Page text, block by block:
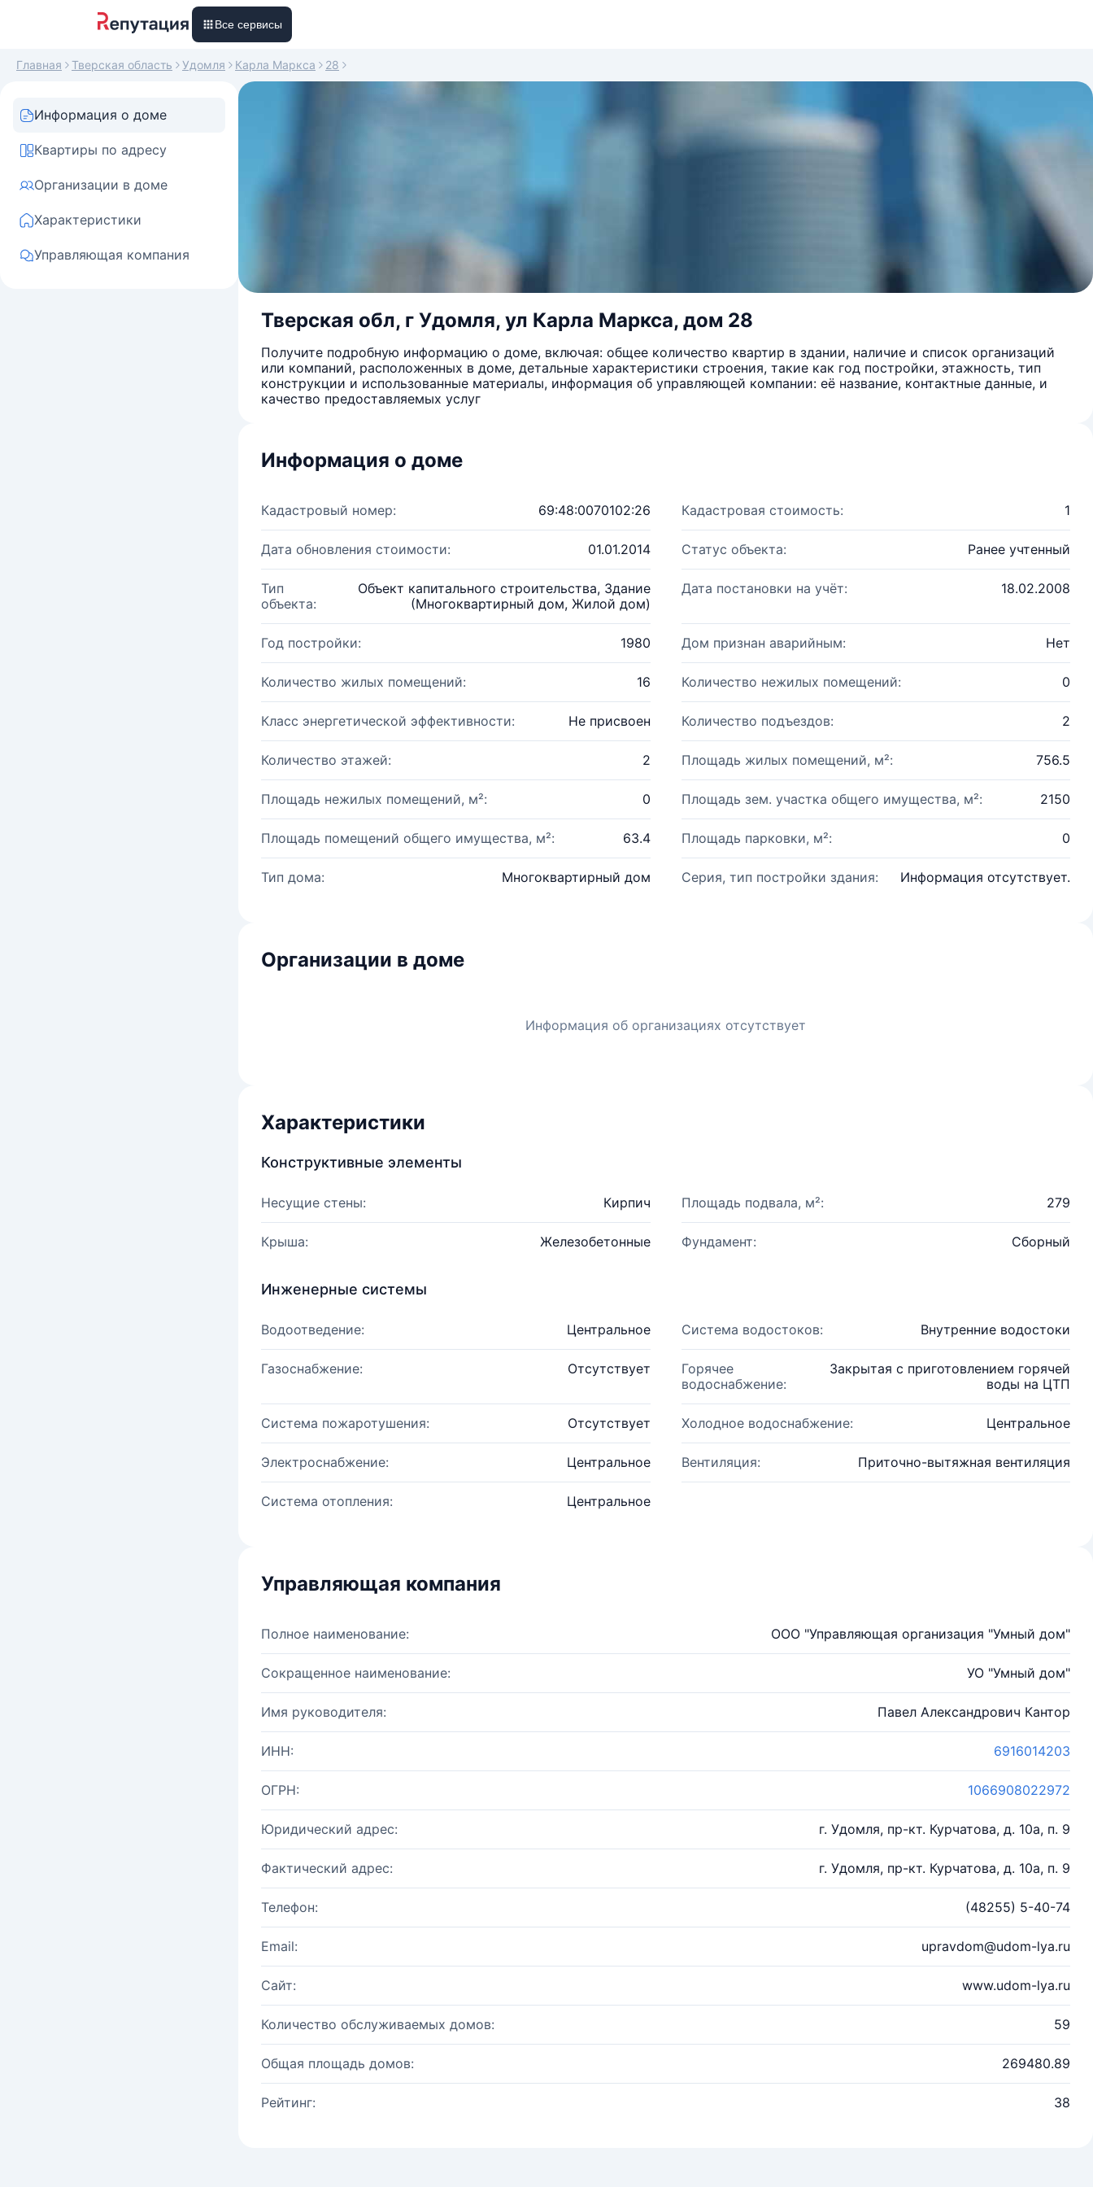
Все сервисы
Главная Тверская область Удомля Карла Маркса 28
Информация о доме
Квартиры по адресу
Организации в доме
Характеристики
Управляющая компания
Тверская обл, г Удомля, ул Карла Маркса, дом 28
Получите подробную информацию о доме, включая: общее количество квартир в здании, наличие и список организаций
или компаний, расположенных в доме, детальные характеристики строения, такие как год постройки, этажность, тип
конструкции и использованные материалы, информация об управляющей компании: её название, контактные данные, и
качество предоставляемых услуг
Информация о доме
Кадастровый номер: 69:48:0070102:26 Кадастровая стоимость: 1
Дата обновления стоимости: 01.01.2014 Статус объекта: Ранее учтенный
Тип
объекта:
Объект капитального строительства, Здание
(Многоквартирный дом, Жилой дом)
Дата постановки на учёт: 18.02.2008
Год постройки: 1980 Дом признан аварийным: Нет
Количество жилых помещений: 16 Количество нежилых помещений: 0
Класс энергетической эффективности: Не присвоен Количество подъездов: 2
Количество этажей: 2 Площадь жилых помещений, м²: 756.5
Площадь нежилых помещений, м²: 0 Площадь зем. участка общего имущества, м²: 2150
Площадь помещений общего имущества, м²: 63.4 Площадь парковки, м²: 0
Тип дома: Многоквартирный дом Серия, тип постройки здания: Информация отсутствует.
Организации в доме
Информация об организациях отсутствует
Характеристики
Конструктивные элементы
Несущие стены: Кирпич Площадь подвала, м²: 279
Крыша: Железобетонные Фундамент: Сборный
Инженерные системы
Водоотведение: Центральное Система водостоков: Внутренние водостоки
Газоснабжение: Отсутствует
Горячее
водоснабжение:
Закрытая с приготовлением горячей
воды на ЦТП
Система пожаротушения: Отсутствует Холодное водоснабжение: Центральное
Электроснабжение: Центральное Вентиляция: Приточно-вытяжная вентиляция
Система отопления: Центральное
Управляющая компания
Полное наименование: ООО "Управляющая организация "Умный дом"
Сокращенное наименование: УО "Умный дом"
Имя руководителя: Павел Александрович Кантор
ИНН: 6916014203
ОГРН: 1066908022972
Юридический адрес: г. Удомля, пр-кт. Курчатова, д. 10а, п. 9
Фактический адрес: г. Удомля, пр-кт. Курчатова, д. 10а, п. 9
Телефон: (48255) 5-40-74
Email: upravdom@udom-lya.ru
Сайт: www.udom-lya.ru
Количество обслуживаемых домов: 59
Общая площадь домов: 269480.89
Рейтинг: 38